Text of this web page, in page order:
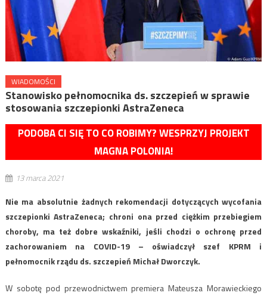
WIADOMOŚCI
Stanowisko pełnomocnika ds. szczepień w sprawie
stosowania szczepionki AstraZeneca
PODOBA CI SIĘ TO CO ROBIMY? WESPRZYJ PROJEKT
MAGNA POLONIA!
13 marca 2021
Nie ma absolutnie żadnych rekomendacji dotyczących wycofania
szczepionki AstraZeneca; chroni ona przed ciężkim przebiegiem
choroby, ma też dobre wskaźniki, jeśli chodzi o ochronę przed
zachorowaniem na COVID-19 – oświadczył szef KPRM i
pełnomocnik rządu ds. szczepień Michał Dworczyk.
W sobotę pod przewodnictwem premiera Mateusza Morawieckiego